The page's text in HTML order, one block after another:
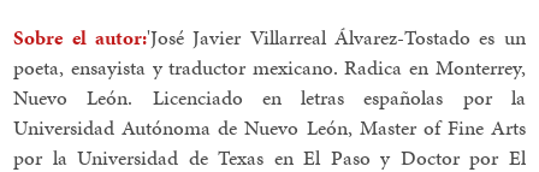
Sobre el autor:'José Javier Villarreal Álvarez-Tostado es un
poeta, ensayista y traductor mexicano. Radica en Monterrey,
Nuevo León. Licenciado en letras españolas por la
Universidad Autónoma de Nuevo León, Master of Fine Arts
por la Universidad de Texas en El Paso y Doctor por El